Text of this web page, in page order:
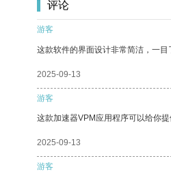
评论
游客
这款软件的界面设计非常简洁，一目
2025-09-13
游客
这款加速器VPM应用程序可以给你
2025-09-13
游客